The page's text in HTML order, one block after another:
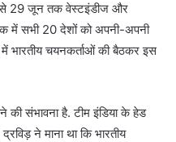
से 29 जून तक वेस्टइंडीज और
में सभी 20 देशों को अपनी-अपनी
भारतीय चयनकर्ताओं की बैठकर इस
की संभावना है. टीम इंडिया के हेड
ने माना था कि भारतीय